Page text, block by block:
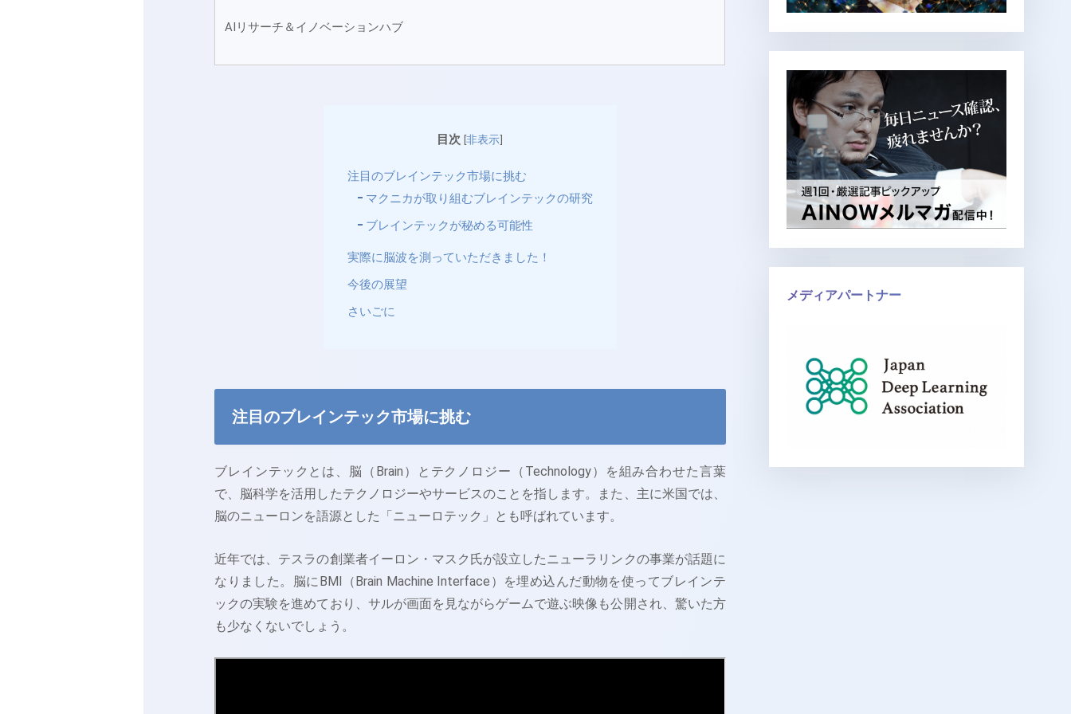
AIリサーチ＆イノベーションハブ
目次 [非表示]
注目のブレインテック市場に挑む
マクニカが取り組むブレインテックの研究
ブレインテックが秘める可能性
実際に脳波を測っていただきました！
今後の展望
さいごに
注目のブレインテック市場に挑む
ブレインテックとは、脳（Brain）とテクノロジー（Technology）を組み合わせた言葉
で、脳科学を活用したテクノロジーやサービスのことを指します。また、主に米国では、
脳のニューロンを語源とした「ニューロテック」とも呼ばれています。
近年では、テスラの創業者イーロン・マスク氏が設立したニューラリンクの事業が話題に
なりました。脳にBMI（Brain Machine Interface）を埋め込んだ動物を使ってブレインテ
ックの実験を進めており、サルが画面を見ながらゲームで遊ぶ映像も公開され、驚いた方
も少なくないでしょう。
メディアパートナー